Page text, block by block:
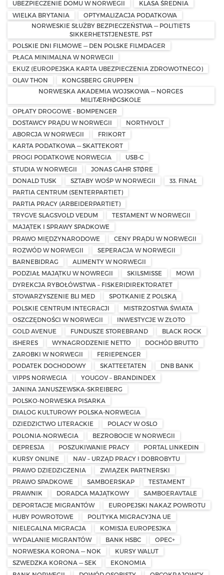
UBEZPIECZENIE DOMU W NORWEGII
KLASA ŚREDNIA
WIELKA BRYTANIA
OPTYMALIZACJA PODATKOWA
NORWESKIE SŁUŻBY BEZPIECZEŃSTWA — POLITIETS
SIKKERHETSTJENESTE, PST
POLSKIE DNI FILMOWE — DEN POLSKE FILMDAGER
PŁACA MINIMALNA W NORWEGII
EKUZ (EUROPEJSKA KARTA UBEZPIECZENIA ZDROWOTNEGO)
OLAV THON
KONGSBERG GRUPPEN
NORWESKA AKADEMIA WOJSKOWA — NORGES
MILITÆRHØGSKOLE
OPŁATY DROGOWE - BOMPENGER
DOSTAWCY PRĄDU W NORWEGII
NORTHVOLT
ABORCJA W NORWEGII
FRIKORT
KARTA PODATKOWA — SKATTEKORT
PROGI PODATKOWE NORWEGIA
USB-C
STUDIA W NORWEGII
JONAS GAHR STØRE
DONALD TUSK
SZTABY WOŚP W NORWEGII
33. FINAŁ
PARTIA CENTRUM (SENTERPARTIET)
PARTIA PRACY (ARBEIDERPARTIET)
TRYGVE SLAGSVOLD VEDUM
TESTAMENT W NORWEGII
MAJĄTEK I SPRAWY SPADKOWE
PRAWO MIĘDZYNARODOWE
CENY PRĄDU W NORWEGII
ROZWÓD W NORWEGII
SEPERACJA W NORWEGII
BARNEBIDRAG
ALIMENTY W NORWEGII
PODZIAŁ MAJĄTKU W NOWREGII
SKILSMISSE
MOWI
DYREKCJA RYBOŁÓWSTWA – FISKERIDIREKTORATET
STOWARZYSZENIE BLI MED
SPOTKANIE Z POLSKĄ
POLSKIE CENTRUM INTEGRACJI
MISTRZOSTWA ŚWIATA
OSZCZĘDNOŚCI W NORWEGII
INWESTYCJE W ZŁOTO
GOLD AVENUE
FUNDUSZE STOREBRAND
BLACK ROCK
iSHERES
WYNAGRODZENIE NETTO
DOCHÓD BRUTTO
ZAROBKI W NORWEGII
FERIEPENGER
PODATEK DOCHODOWY
SKATTEETATEN
DNB BANK
VIPPS NORWEGIA
YOUGOV – BRANDINDEX
JANINA JANUSZEWSKA-SKREIBERG
POLSKO-NORWESKA PISARKA
DIALOG KULTUROWY POLSKA-NORWEGIA
DZIEDZICTWO LITERACKIE
POLACY W OSLO
POLONIA-NORWEGIA
BEZROBOCIE W NORWEGII
DEPRESJA
POSZUKIWANIE PRACY
PORTAL LINKEDIN
KURSY ONLINE
NAV – URZĄD PRACY I DOBROBYTU
PRAWO DZIEDZICZENIA
ZWIĄZEK PARTNERSKI
PRAWO SPADKOWE
SAMBOERSKAP
TESTAMENT
PRAWNIK
DORADCA MAJĄTKOWY
SAMBOERAVTALE
DEPORTACJE MIGRANTÓW
EUROPEJSKI NAKAZ POWROTU
HUBY POWROTOWE
POLITYKA MIGRACYJNA UE
NIELEGALNA MIGRACJA
KOMISJA EUROPESJKA
WYDALANIE MIGRANTÓW
BANK HSBC
OPEC+
NORWESKA KORONA — NOK
KURSY WALUT
SZWEDZKA KORONA — SEK
EKONOMIA